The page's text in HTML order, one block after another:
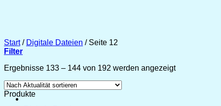
Start / Digitale Dateien /Seite 12
Filter
Ergebnisse 133 – 144 von 192 werden angezeigtNach
Produkte